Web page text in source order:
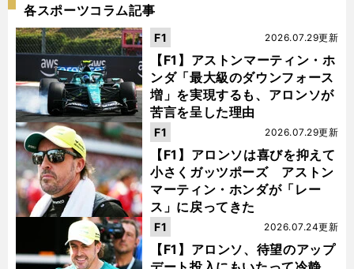
各スポーツコラム記事
【F1】アストンマーティン・ホ
ンダ「最大級のダウンフォース
増」を実現するも、アロンソが
苦言を呈した理由
2026.07.29更新
F1
【F1】アロンソは喜びを抑えて
小さくガッツポーズ アストン
マーティン・ホンダが「レー
ス」に戻ってきた
2026.07.29更新
F1
【F1】アロンソ、待望のアップ
2026.07.24更新
F1